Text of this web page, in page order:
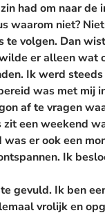
had om naar de
waarom niet?
volgen. Dan
er alleen wat
Ik werd
was met mij
af te vragen
een weekend
er ook een
Ik
gevuld. Ik ben
vrolijk en